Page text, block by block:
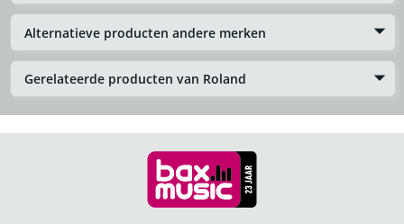
Alternatieve producten andere merken
Gerelateerde producten van Roland